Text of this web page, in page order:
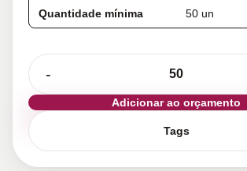
Quantidade mínima 50 un
-
Adicionar ao orçamento
Tags